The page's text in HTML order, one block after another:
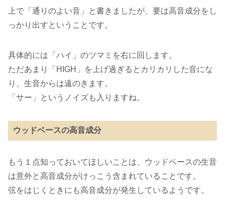
上で「通りのよい音」と書きましたが、要は高音成分をし
っかり出すということです。
具体的には「ハイ」のツマミを右に回します。
ただあまり「HIGH」を上げ過ぎるとカリカリした音にな
り、生音からは遠のきます。
「サー」というノイズも入りますね。
ウッドベースの高音成分
もう１点知っておいてほしいことは、ウッドベースの生音
は意外と高音成分がけっこう含まれていることです。
弦をはじくときにも高音成分が発生しているようです。